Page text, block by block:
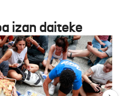
izan daiteke